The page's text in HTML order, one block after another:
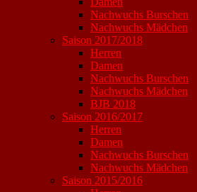
Nachwuchs Burschen
Nachwuchs Mädchen
Saison 2017/2018
Herren
Damen
Nachwuchs Burschen
Nachwuchs Mädchen
BJB 2018
Saison 2016/2017
Herren
Damen
Nachwuchs Burschen
Nachwuchs Mädchen
Saison 2015/2016